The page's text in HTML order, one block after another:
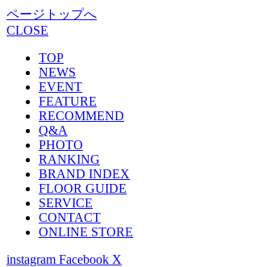
ページトップへ
CLOSE
TOP
NEWS
EVENT
FEATURE
RECOMMEND
Q&A
PHOTO
RANKING
BRAND INDEX
FLOOR GUIDE
SERVICE
CONTACT
ONLINE STORE
instagram Facebook X